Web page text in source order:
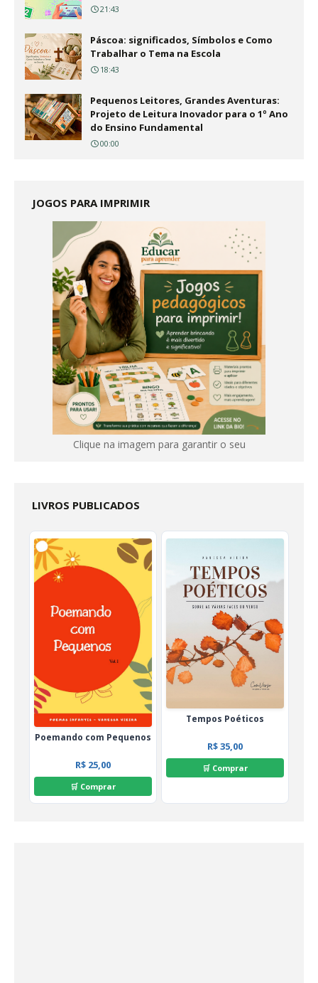
21:43
Páscoa: significados, Símbolos e Como
Trabalhar o Tema na Escola
18:43
Pequenos Leitores, Grandes Aventuras:
Projeto de Leitura Inovador para o 1º Ano
do Ensino Fundamental
00:00
JOGOS PARA IMPRIMIR
Clique na imagem para garantir o seu
LIVROS PUBLICADOS
Poemando com Pequenos
R$ 25,00
🛒 Comprar
Tempos Poéticos
R$ 35,00
🛒 Comprar